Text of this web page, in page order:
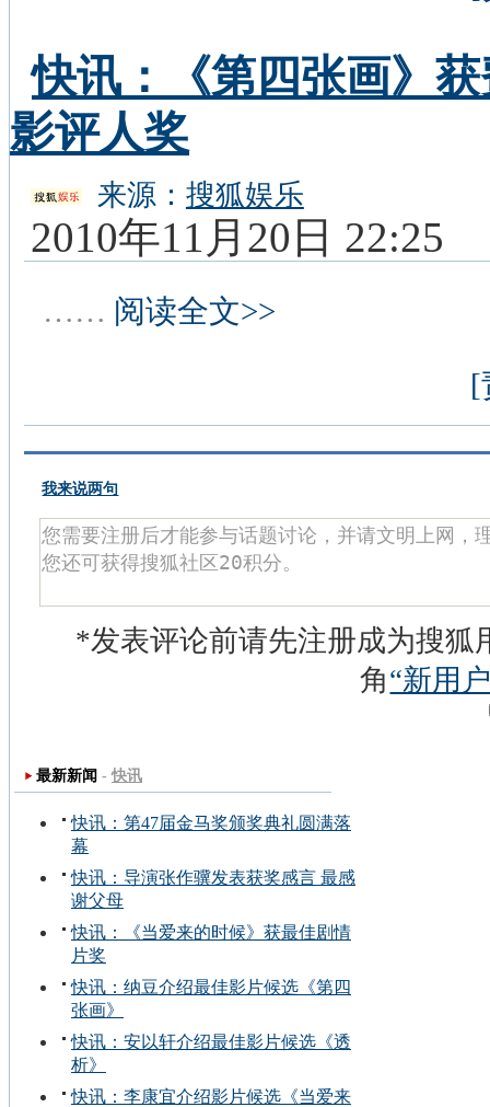
快讯：《第四张画》
影评人奖
来源： 搜狐娱乐
2010年11月20日 22:25
…… 阅读全文>>
[
我来说两句
*发表评论前请先注册成为搜狐
角“新用
最新新闻 -快讯
快讯：第47届金马奖颁奖典礼圆满落
幕
快讯：导演张作骥发表获奖感言 最感
谢父母
快讯：《当爱来的时候》获最佳剧情
片奖
快讯：纳豆介绍最佳影片候选《第四
张画》
快讯：安以轩介绍最佳影片候选《透
析》
快讯：李康宜介绍影片候选《当爱来